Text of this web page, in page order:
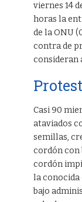
viernes 14
horas la
de la ONU
contra de
consideran
Casi 90
ataviados
semillas,
cordón con
cordón
la conocida
bajo